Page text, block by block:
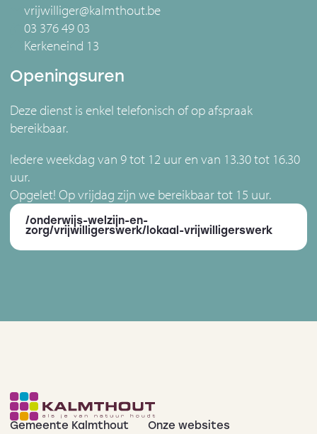
vrijwilliger@kalmthout.be
03 376 49 03
Kerkeneind 13
Openingsuren
Deze dienst is enkel telefonisch of op afspraak
bereikbaar.
Iedere weekdag van 9 tot 12 uur en van 13.30 tot 16.30
uur.
Opgelet! Op vrijdag zijn we bereikbaar tot 15 uur.
/onderwijs-welzijn-en-
zorg/vrijwilligerswerk/lokaal-vrijwilligerswerk
Gemeente Kalmthout Onze websites